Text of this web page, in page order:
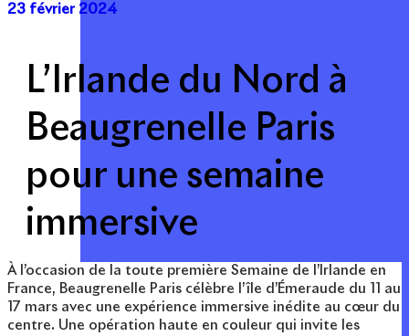
23 février 2024
L’Irlande du Nord à
Beaugrenelle Paris
pour une semaine
immersive
À l’occasion de la toute première Semaine de l’Irlande en
France, Beaugrenelle Paris célèbre l’île d’Émeraude du 11 au
17 mars avec une expérience immersive inédite au cœur du
centre. Une opération haute en couleur qui invite les